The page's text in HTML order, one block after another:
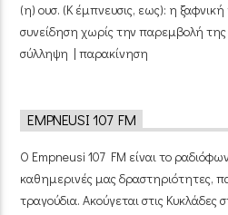
(η) ουσ. (Κ έμπνευσις, εως): η
συνείδηση χωρίς την παρεμβολή
σύλληψη | παρακίνηση
EMPNEUSI 107 FM
Ο Empneusi 107 FM είναι το
καθημερινές μας δραστηριότητες,
τραγούδια. Ακούγεται στις Κυκλάδες